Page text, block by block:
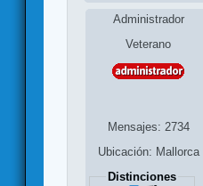
Administrador
Veterano
Mensajes: 2734
Ubicación: Mallorca
Distinciones